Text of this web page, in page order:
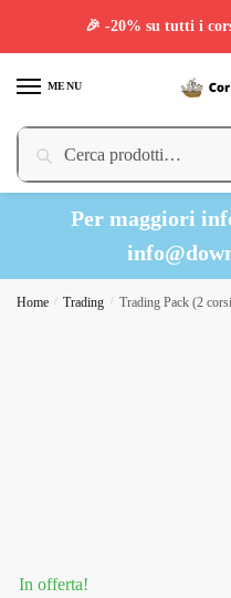
MENU
Cerca:
Cerca
Per maggiori
Home / Trading / Trading Pack (2 corsi
In offerta!
🎉 -20% su tutti i